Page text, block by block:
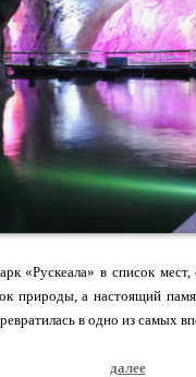
«Рускеала» в список
природы, а настоящий
в одно из самых
далее